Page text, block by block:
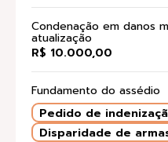
Condenação em danos
atualização
R$ 10.000,00
Fundamento do assédio
Pedido de
Disparidade de